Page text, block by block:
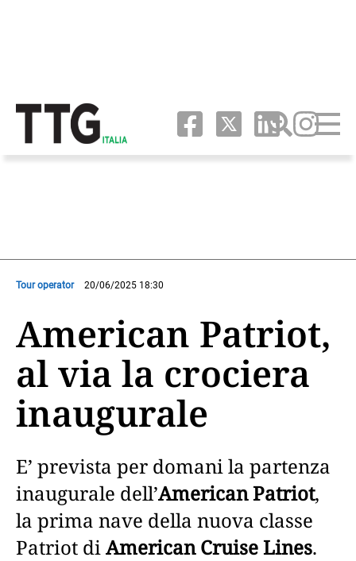
Tour operator 20/06/2025 18:30
American Patriot,
al via la crociera
inaugurale
E’ prevista per domani la partenza
inaugurale dell’American Patriot,
la prima nave della nuova classe
Patriot diAmerican Cruise Lines.